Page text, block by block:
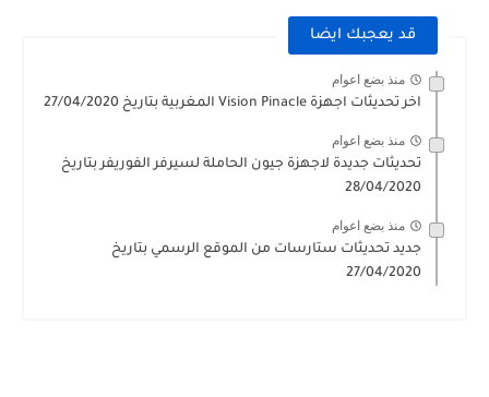
قد يعجبك ايضا
منذ بضع اعوام
اخر تحديثات اجهزة Vision Pinacle المغربية بتاريخ 27/04/2020
منذ بضع اعوام
تحديثات جديدة لاجهزة جيون الحاملة لسيرفر الفوريفر بتاريخ
28/04/2020
منذ بضع اعوام
جديد تحديثات ستارسات من الموقع الرسمي بتاريخ
27/04/2020